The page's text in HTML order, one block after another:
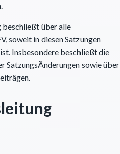
beschließt über alle
soweit in diesen Satzungen
Insbesondere beschließt die
SatzungsÄnderungen sowie über